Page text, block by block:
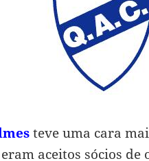
teve uma cara
aceitos sócios